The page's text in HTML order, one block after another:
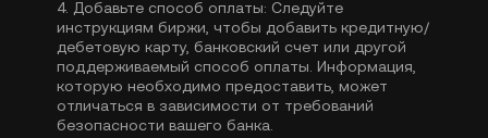
4. Добавьте способ оплаты: Следуйте
инструкциям биржи, чтобы добавить кредитную/
дебетовую карту, банковский счет или другой
поддерживаемый способ оплаты. Информация,
которую необходимо предоставить, может
отличаться в зависимости от требований
безопасности вашего банка.